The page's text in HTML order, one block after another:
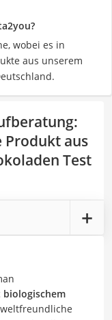
wobei es in
aus unserem
:
Produkt aus
Test